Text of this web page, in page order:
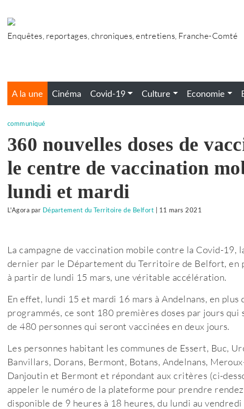
au
Enquêtes, reportages, chroniques, entretiens, Franche-Comté
A la une Cinéma Covid-19 Culture Economie
communiqué
360 nouvelles doses de
le centre de vaccination
lundi et mardi
L'Agora par Département du Territoire de Belfort 11 mars 2021
La campagne de vaccination mobile contre la Covid-19,
dernier par le Département du Territoire de Belfort, en
à partir de lundi 15 mars, une véritable accélération.
En effet, lundi 15 et mardi 16 mars à Andelnans, en plus
programmés, ce sont 180 premières doses par jours
de 480 personnes qui seront vaccinées en deux jours.
Les personnes habitant les communes de Essert, Buc,
Banvillars, Dorans, Bermont, Botans, Andelnans,
Danjoutin et Bermont et répondant aux critères (ci-
appeler le numéro de la plateforme pour prendre
disponible de 9 heures à 18 heures, du lundi au